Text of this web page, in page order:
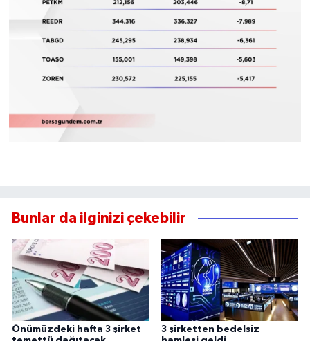
Bunlar da ilginizi çekebilir
Önümüzdeki hafta 3 şirket
3 şirketten bedelsiz